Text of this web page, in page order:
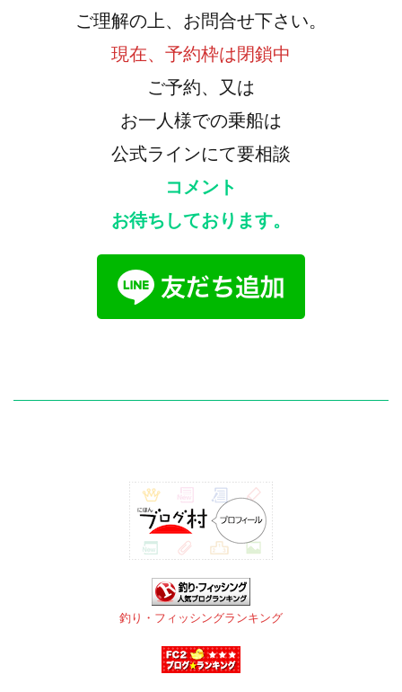
ご理解の上、お問合せ下さい。
現在、予約枠は閉鎖中
ご予約、又は
お一人様での乗船は
公式ラインにて要相談
コメント
お待ちしております。
釣り・フィッシングランキング